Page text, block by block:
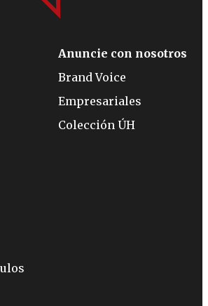
Anuncie con nosotros
Brand Voice
Empresariales
Colección ÚH